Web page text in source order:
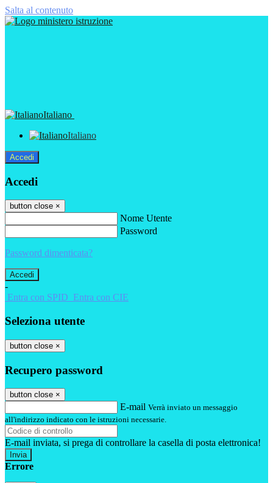
Salta al contenuto
Italiano
Italiano
Accedi
Accedi
button close ×
Nome Utente
Password
Password dimenticata?
-
Entra con SPID Entra con CIE
Seleziona utente
button close ×
Recupero password
button close ×
E-mail Verrà inviato un messaggio
all'indirizzo indicato con le istruzioni necessarie.
E-mail inviata, si prega di controllare la casella di posta elettronica!
Errore